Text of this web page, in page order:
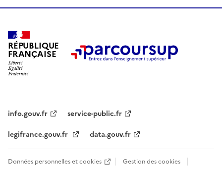
RÉPUBLIQUE
FRANÇAISE
info.gouv.fr
service-public.fr
legifrance.gouv.fr
data.gouv.fr
Données personnelles et cookies Gestion des cookies